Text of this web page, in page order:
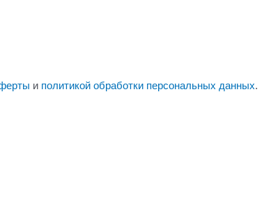
и политикой обработки персональных данных.